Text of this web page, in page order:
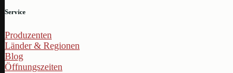
Service
Produzenten
Länder & Regionen
Blog
Öffnungszeiten